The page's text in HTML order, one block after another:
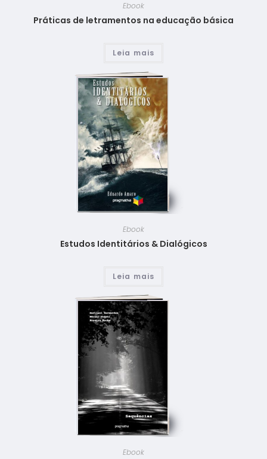
Ebook
Práticas de letramentos na educação básica
Leia mais
Ebook
Estudos Identitários & Dialógicos
Leia mais
Ebook